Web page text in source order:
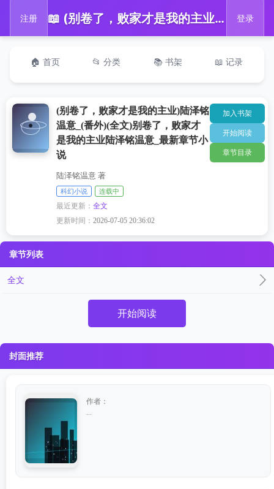
注册 📖 (别卷了，败家才是我的主业)陆泽铭温意_(番外)(全文)别卷了，败家才是我的主业陆泽铭温意_最新章节小说 登录
🏠 首页 📂 分类 📚 书架 📖 记录
(别卷了，败家才是我的主业)陆泽铭
温意_(番外)(全文)别卷了，败家才
是我的主业陆泽铭温意_最新章节小
说
陆泽铭温意 著
科幻小说 连载中
最近更新：全文
更新时间：2026-07-05 20:36:02
加入书架
开始阅读
章节目录
章节列表
全文
开始阅读
封面推荐
作者：